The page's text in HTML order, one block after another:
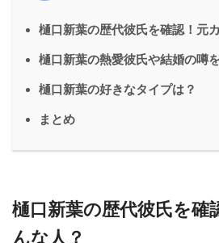
樋口新葉の歴代彼氏を確認！元
樋口新葉の熱愛彼氏や結婚の噂
樋口新葉の好きなタイプは？
まとめ
樋口新葉の歴代彼氏を確
んな人？